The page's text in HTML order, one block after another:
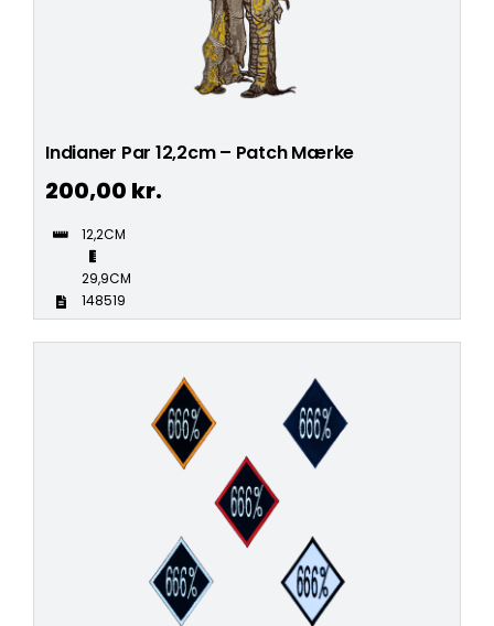
Indianer Par 12,2cm – Patch Mærke
200,00 kr.
12,2CM
29,9CM
148519